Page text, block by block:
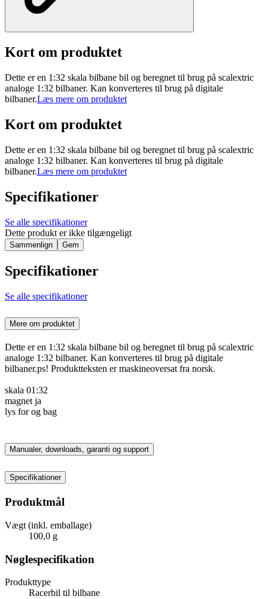
Kort om produktet
Dette er en 1:32 skala bilbane bil og beregnet til brug på scalextric
analoge 1:32 bilbaner. Kan konverteres til brug på digitale
bilbaner.Læs mere om produktet
Kort om produktet
Dette er en 1:32 skala bilbane bil og beregnet til brug på scalextric
analoge 1:32 bilbaner. Kan konverteres til brug på digitale
bilbaner.Læs mere om produktet
Specifikationer
Se alle specifikationer
Dette produkt er ikke tilgængeligt
Sammenlign Gem
Specifikationer
Se alle specifikationer
Mere om produktet
Dette er en 1:32 skala bilbane bil og beregnet til brug på scalextric
analoge 1:32 bilbaner. Kan konverteres til brug på digitale
bilbaner.ps! Produktteksten er maskineoversat fra norsk.
skala 01:32
magnet ja
lys for og bag
Manualer, downloads, garanti og support
Specifikationer
Produktmål
Vægt (inkl. emballage)
100,0 g
Nøglespecifikation
Produkttype
Racerbil til bilbane